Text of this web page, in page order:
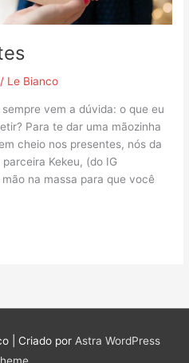
/ Le Bianco
vem a dúvida: o que eu
Para te dar uma mãozinha
cheio nos presentes, nós da
Kekeu, (do IG
na massa para que você
| Criado por Astra WordPress